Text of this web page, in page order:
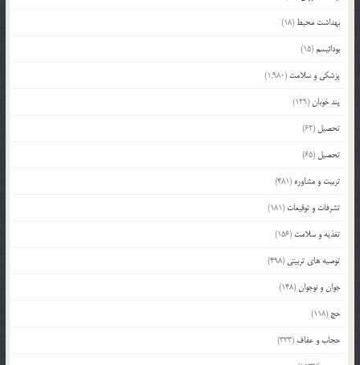
بهداشت محیط (18)
بودائیسم(15)
پزشکی و سلامت (1,980)
پند خوبان(129)
تحصیل (62)
تحصیل (65)
تربیت و مشاوره (481)
تشرفات و توقیعات (181)
تغذیه و سلامت (156)
توصیه های تربیتی (498)
جوان و نوجوان(148)
حج (118)
حجاب و عفاف (333)